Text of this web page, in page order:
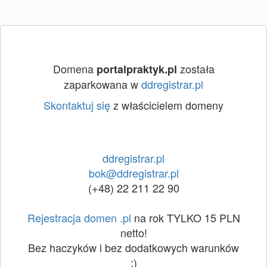
Domena portalpraktyk.pl została
zaparkowana wddregistrar.pl
Skontaktuj sięz właścicielem domeny
ddregistrar.pl
bok@ddregistrar.pl
(+48) 22 211 22 90
Rejestracja domen .pl na rok TYLKO 15 PLN
netto!
Bez haczyków i bez dodatkowych warunków
:)